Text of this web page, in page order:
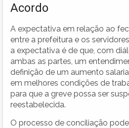
Acordo
A expectativa em relação ao
entre a prefeitura e os
a expectativa é de que, com
ambas as partes, um
definição de um aumento
em melhores condições de
para que a greve possa ser
reestabelecida.
O processo de conciliação